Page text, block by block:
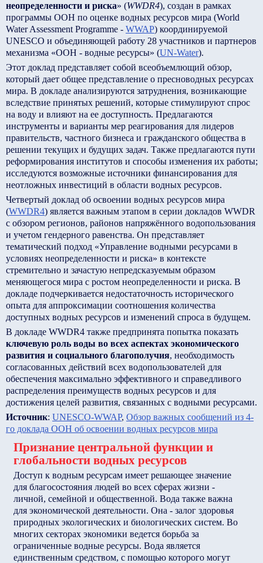
неопределенности и риска» (WWDR4), создан в рамках
программы ООН по оценке водных ресурсов мира (World
Water Assessment Programme - WWAP) координируемой
UNESCO и объединяющей работу 28 участников и партнеров
механизма «ООН - водные ресурсы» (UN-Water).
Этот доклад представляет собой всеобъемлющий обзор,
который дает общее представление о пресноводных ресурсах
мира. В докладе анализируются затруднения, возникающие
вследствие принятых решений, которые стимулируют спрос
на воду и влияют на ее доступность. Предлагаются
инструменты и варианты мер реагирования для лидеров
правительств, частного бизнеса и гражданского общества в
решении текущих и будущих задач. Также предлагаются пути
реформирования институтов и способы изменения их работы;
исследуются возможные источники финансирования для
неотложных инвестиций в области водных ресурсов.
Четвертый доклад об освоении водных ресурсов мира
(WWDR4) является важным этапом в серии докладов WWDR
с обзором регионов, районов напряжённого водопользования
и учетом гендерного равенства. Он представляет
тематический подход «Управление водными ресурсами в
условиях неопределенности и риска» в контексте
стремительно и зачастую непредсказуемым образом
меняющегося мира с ростом неопределенности и риска. В
докладе подчеркивается недостаточность исторического
опыта для аппроксимации соотношения количества
доступных водных ресурсов и изменений спроса в будущем.
В докладе WWDR4 также предпринята попытка показать
ключевую роль воды во всех аспектах экономического
развития и социального благополучия, необходимость
согласованных действий всех водопользователей для
обеспечения максимально эффективного и справедливого
распределения преимуществ водных ресурсов и для
достижения целей развития, связанных с водными ресурсами.
Источник: UNESCO-WWAP, Обзор важных сообщений из 4-
го доклада ООН об освоении водных ресурсов мира
Признание центральной функции и
глобальности водных ресурсов
Доступ к водным ресурсам имеет решающее значение
для благосостояния людей во всех сферах жизни -
личной, семейной и общественной. Вода также важна
для экономической деятельности. Она - залог здоровья
природных экологических и биологических систем. Во
многих секторах экономики ведется борьба за
ограниченные водные ресурсы. Вода является
единственным средством, с помощью которого могут